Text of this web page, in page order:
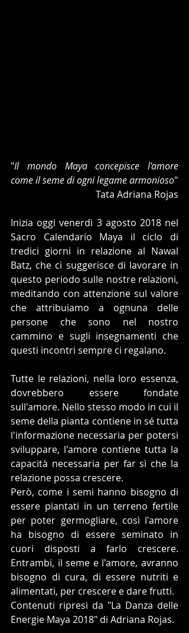
"Il mondo Maya concepisce l'amore
come il seme di ogni legame armonioso"
Tata Adriana Rojas
Inizia oggi venerdì 3 agosto 2018 nel
Sacro Calendario Maya il ciclo di
tredici giorni in relazione al Nawal
Batz, che ci suggerisce di lavorare in
questo periodo sulle nostre relazioni,
meditando con attenzione sul valore
che attribuiamo a ognuna delle
persone che sono nel nostro
cammino e sugli insegnamenti che
questi incontri sempre ci regalano.
Tutte le relazioni, nella loro essenza,
dovrebbero essere fondate
sull'amore. Nello stesso modo in cui il
seme della pianta contiene in sé tutta
l'informazione necessaria per potersi
sviluppare, l'amore contiene tutta la
capacità necessaria per far sì che la
relazione possa crescere.
Però, come i semi hanno bisogno di
essere piantati in un terreno fertile
per poter germogliare, così l'amore
ha bisogno di essere seminato in
cuori disposti a farlo crescere.
Entrambi, il seme e l'amore, avranno
bisogno di cura, di essere nutriti e
alimentati, per crescere e dare frutti.
Contenuti ripresi da "La Danza delle
Energie Maya 2018" di Adriana Rojas.